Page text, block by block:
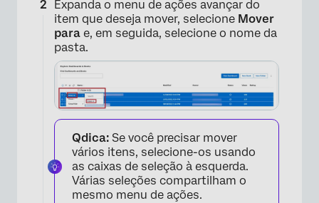
Expanda o menu de ações avançar do
item que deseja mover, selecione Mover
para e, em seguida, selecione o nome da
pasta.
Qdica: Se você precisar mover
vários itens, selecione-os usando
as caixas de seleção à esquerda.
Várias seleções compartilham o
mesmo menu de ações.